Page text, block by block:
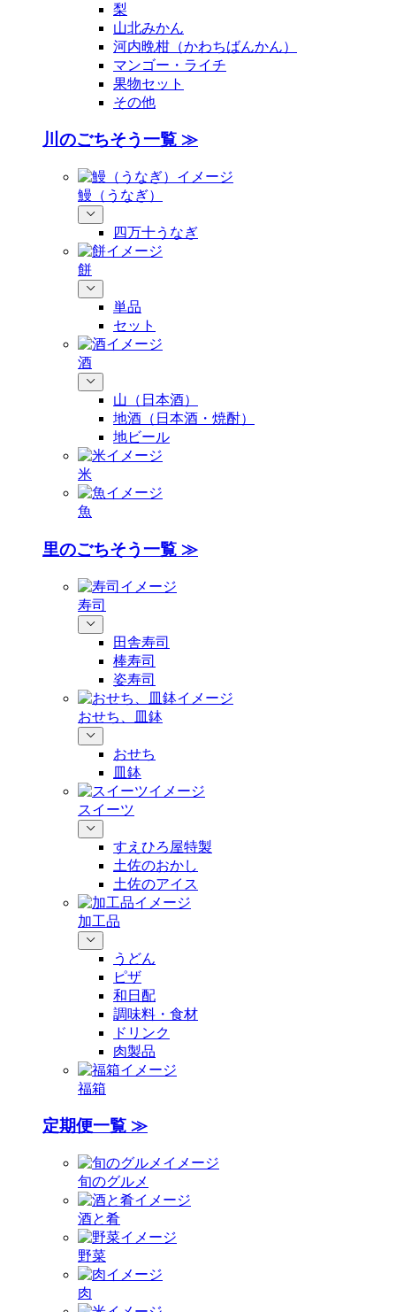
梨
山北みかん
河内晩柑（かわちばんかん）
マンゴー・ライチ
果物セット
その他
川のごちそう一覧 ≫
鰻（うなぎ）
四万十うなぎ
餅
単品
セット
酒
山（日本酒）
地酒（日本酒・焼酎）
地ビール
米
魚
里のごちそう一覧 ≫
寿司
田舎寿司
棒寿司
姿寿司
おせち、皿鉢
おせち
皿鉢
スイーツ
すえひろ屋特製
土佐のおかし
土佐のアイス
加工品
うどん
ピザ
和日配
調味料・食材
ドリンク
肉製品
福箱
定期便一覧 ≫
旬のグルメ
酒と肴
野菜
肉